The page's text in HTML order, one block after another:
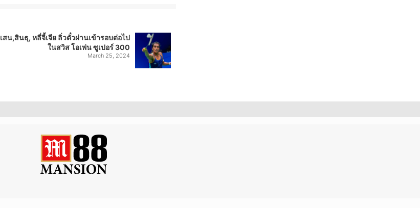
เสน,สินธุ, หลี่จี้เจีย ลิ่วตั๋วผ่านเข้ารอบต่อไป
ในสวิส โอเพ่น ซูเปอร์ 300
March 25, 2024